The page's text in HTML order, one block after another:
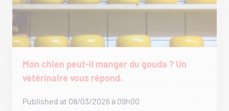
Mon chien peut-il manger du gouda ? Un
vétérinaire vous répond.
Published at 08/03/2026 à 09h00